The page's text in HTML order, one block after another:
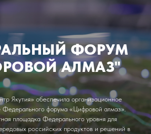
ФОРУМ
АЛМАЗ"
Якутия» обеспечила организационное
Федерального форума «Цифровой алмаз».
площадка Федерального уровня для
российских продуктов и решений в